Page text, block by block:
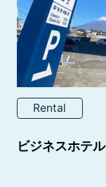
Rental
ビジネスホテル